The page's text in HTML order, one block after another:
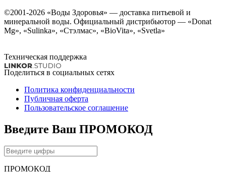
©2001-2026 «Воды Здоровья» — доставка питьевой и
минеральной воды. Официальный дистрибьютор — «Donat
Mg», «Sulinka», «Стэлмас», «BioVita», «Svetla»
Техническая поддержка
Поделиться в социальных сетях
Политика конфиденциальности
Публичная оферта
Пользовательское соглашение
Введите Ваш ПРОМОКОД
ПРОМОКОД